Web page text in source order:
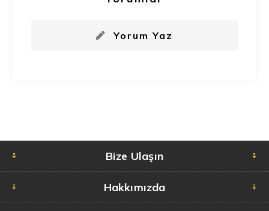
Yorum Yaz
Bize Ulaşın
Hakkımızda